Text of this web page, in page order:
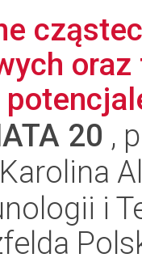
20 ,
i